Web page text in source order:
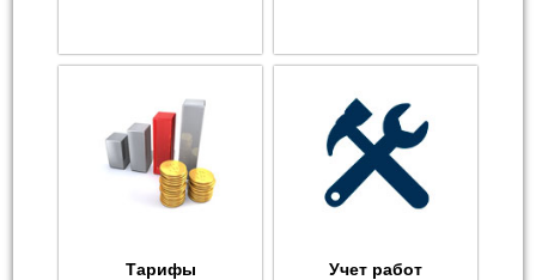
Тарифы Учет работ